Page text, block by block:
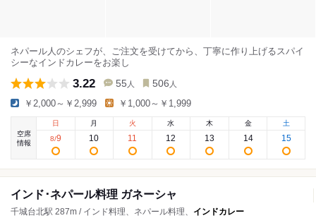
ネパール人のシェフが、ご注文を受けてから、丁寧に作り上げるスパイ
シーなインドカレーをお楽し
3.22 55 人 506 人
￥2,000～￥2,999 ￥1,000～￥1,999
空席
情報
日
8/9
月
10
火
11
水
12
木
13
金
14
土
15
インド･ネパール料理 ガネーシャ
千城台北駅 287m / インド料理、ネパール料理、 インドカレー